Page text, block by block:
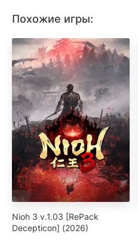
Похожие игры:
Nioh 3 v.1.03 [RePack
Decepticon] (2026)